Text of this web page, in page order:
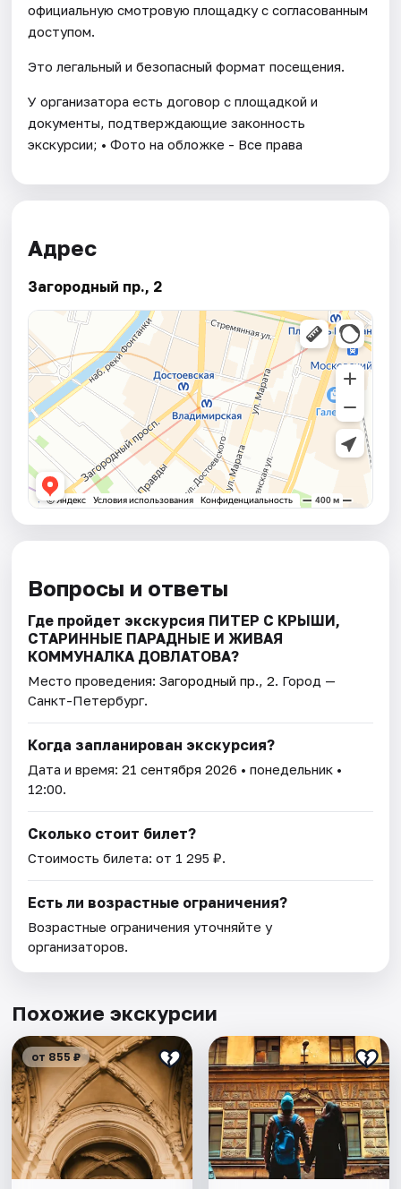
официальную смотровую площадку с согласованным
доступом.
Это легальный и безопасный формат посещения.
У организатора есть договор с площадкой и
документы, подтверждающие законность
экскурсии; • Фото на обложке - Все права
Адрес
Загородный пр., 2
Вопросы и ответы
Где пройдет экскурсия ПИТЕР С КРЫШИ,
СТАРИННЫЕ ПАРАДНЫЕ И ЖИВАЯ
КОММУНАЛКА ДОВЛАТОВА?
Место проведения:Загородный пр., 2. Город —
Санкт-Петербург.
Когда запланирован экскурсия?
Дата и время:21 сентября 2026 • понедельник •
12:00.
Сколько стоит билет?
Стоимость билета: от 1 295 ₽.
Есть ли возрастные ограничения?
Возрастные ограничения уточняйте у
организаторов.
Похожие экскурсии
от 855 ₽